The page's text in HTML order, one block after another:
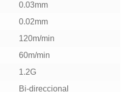
0.03mm
0.02mm
120m/min
60m/min
1.2G
Bi-direccional